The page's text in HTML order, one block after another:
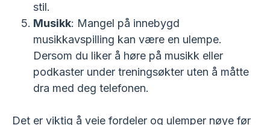
stil.
Musikk: Mangel på innebygd
musikkavspilling kan være en ulempe.
Dersom du liker å høre på musikk eller
podkaster under treningsøkter uten å måtte
dra med deg telefonen.
Det er viktig å veie fordeler og ulemper nøye før